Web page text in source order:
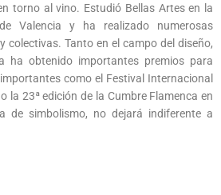
torno al vino. Estudió Bellas Artes en la
Valencia y ha realizado numerosas
colectivas. Tanto en el campo del diseño,
ha obtenido importantes premios para
como el Festival Internacional
la 23ª edición de la Cumbre Flamenca en
de simbolismo, no dejará indiferente a